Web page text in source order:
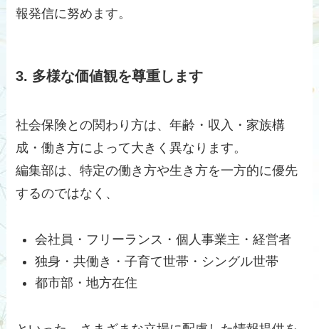
報発信に努めます。
3. 多様な価値観を尊重します
社会保険との関わり方は、年齢・収入・家族構
成・働き方によって大きく異なります。
編集部は、特定の働き方や生き方を一方的に優先
するのではなく、
会社員・フリーランス・個人事業主・経営者
独身・共働き・子育て世帯・シングル世帯
都市部・地方在住